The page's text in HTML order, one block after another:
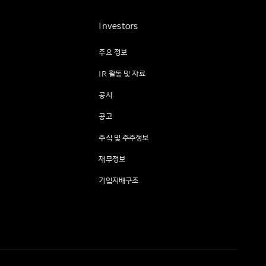
Investors
주요 정보
IR 활동 및 자료
공시
공고
주식 및 주주정보
재무정보
기업지배구조